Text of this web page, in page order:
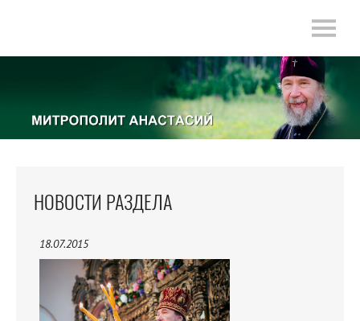
НОВОСТИ РАЗДЕЛА
18.07.2015